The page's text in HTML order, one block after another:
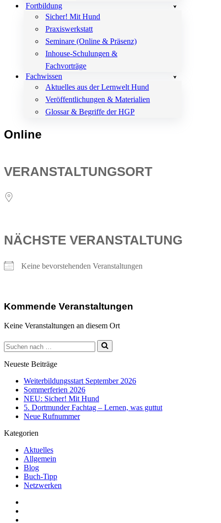
Fortbildung
Sicher! Mit Hund
Praxiswerkstatt
Seminare (Online & Präsenz)
Inhouse-Schulungen &
Fachvorträge
Fachwissen
Aktuelles aus der Lernwelt Hund
Veröffentlichungen & Materialien
Glossar & Begriffe der HGP
Online
VERANSTALTUNGSORT
NÄCHSTE VERANSTALTUNG
Keine bevorstehenden Veranstaltungen
Kommende Veranstaltungen
Keine Veranstaltungen an diesem Ort
Suchen
nach …
Neueste Beiträge
Weiterbildungsstart September 2026
Sommerferien 2026
NEU: Sicher! Mit Hund
5. Dortmunder Fachtag – Lernen, was guttut
Neue Rufnummer
Kategorien
Aktuelles
Allgemein
Blog
Buch-Tipp
Netzwerken